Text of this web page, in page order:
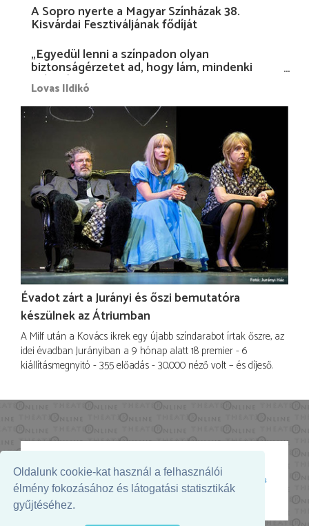
Oldalunk cookie-kat használ a felhasználói
élmény fokozásához és látogatási statisztikák
gyűjtéséhez.
A Sopro nyerte a Magyar Színházak 38.
Kisvárdai Fesztiváljának fődíját
„Egyedül lenni a színpadon olyan
biztonságérzetet ad, hogy lám, mindenki
más nélkül is megvagyok magammal…”
Lovas Ildikó
Évadot zárt a Jurányi és őszi bemutatóra
készülnek az Átriumban
A Milf után a Kovács ikrek egy újabb színdarabot írtak őszre, az
idei évadban Jurányiban a 9 hónap alatt 18 premier - 6
kiállításmegnyitó - 355 előadás - 30.000 néző volt – és díjeső.
Az oldal megjelenését támogatja: